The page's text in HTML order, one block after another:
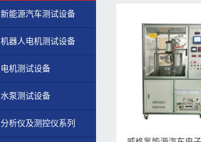
新能源汽车测试设备
机器人电机测试设备
电机测试设备
水泵测试设备
分析仪及测控仪系列